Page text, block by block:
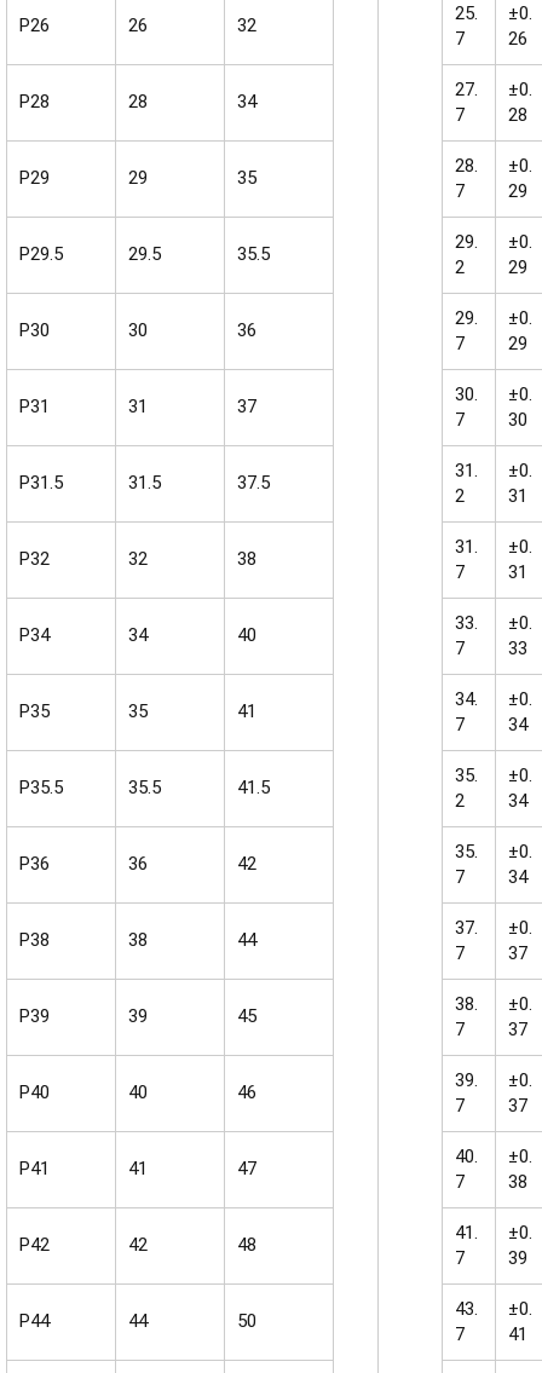
P26 26 32
25.
7
±0.
26
P28 28 34
27.
7
±0.
28
P29 29 35
28.
7
±0.
29
P29.5 29.5 35.5
29.
2
±0.
29
P30 30 36
29.
7
±0.
29
P31 31 37
30.
7
±0.
30
P31.5 31.5 37.5
31.
2
±0.
31
P32 32 38
31.
7
±0.
31
P34 34 40
33.
7
±0.
33
P35 35 41
34.
7
±0.
34
P35.5 35.5 41.5
35.
2
±0.
34
P36 36 42
35.
7
±0.
34
P38 38 44
37.
7
±0.
37
P39 39 45
38.
7
±0.
37
P40 40 46
39.
7
±0.
37
P41 41 47
40.
7
±0.
38
P42 42 48
41.
7
±0.
39
P44 44 50
43.
7
±0.
41